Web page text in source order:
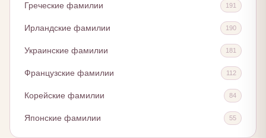
Греческие фамилии 191
Ирландские фамилии 190
Украинские фамилии 181
Французские фамилии 112
Корейские фамилии 84
Японские фамилии 55